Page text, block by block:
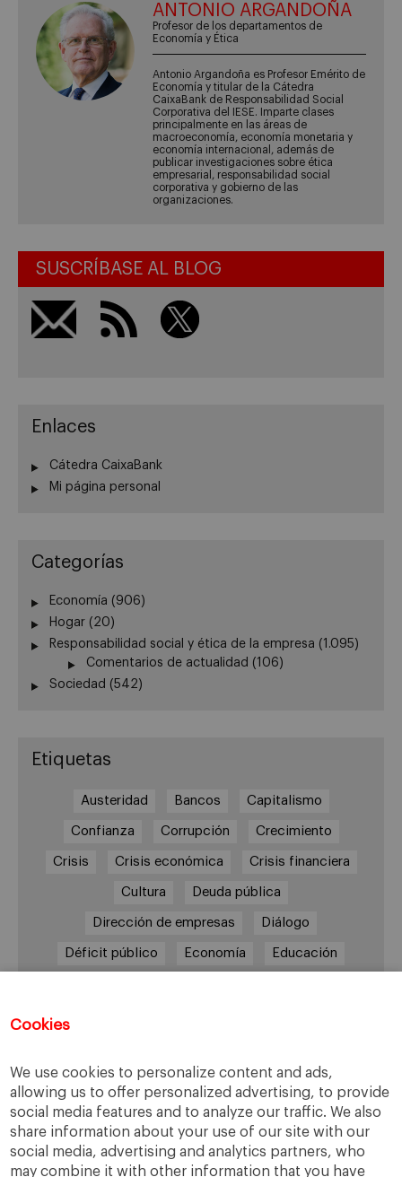
Cookies
We use cookies to personalize content and ads,
allowing us to offer personalized advertising, to provide
social media features and to analyze our traffic. We also
share information about your use of our site with our
social media, advertising and analytics partners, who
may combine it with other information that you have
ANTONIO ARGANDOÑA
Profesor de los departamentos de
Economía y Ética
Antonio Argandoña es Profesor Emérito de
Economía y titular de la Cátedra
CaixaBank de Responsabilidad Social
Corporativa del IESE. Imparte clases
principalmente en las áreas de
macroeconomía, economía monetaria y
economía internacional, además de
publicar investigaciones sobre ética
empresarial, responsabilidad social
corporativa y gobierno de las
organizaciones.
SUSCRÍBASE AL BLOG
Enlaces
Cátedra CaixaBank
Mi página personal
Categorías
Economía (906)
Hogar (20)
Responsabilidad social y ética de la empresa (1.095)
Comentarios de actualidad (106)
Sociedad (542)
Etiquetas
Austeridad Bancos Capitalismo
Confianza Corrupción Crecimiento
Crisis Crisis económica Crisis financiera
Cultura Deuda pública
Dirección de empresas Diálogo
Déficit público Economía Educación
Política Recesión Recuperación
Reforma laboral Reformas responsabilidad
Responsabilidad social RSC RSE
Sindicatos Sistema financiero Sociedad